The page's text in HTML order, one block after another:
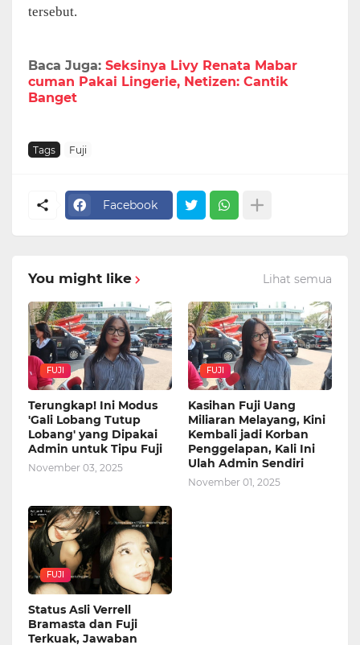
tersebut.
Baca Juga: Seksinya Livy Renata Mabar
cuman Pakai Lingerie, Netizen: Cantik
Banget
Tags Fuji
Facebook
You might like Lihat semua
FUJI
Terungkap! Ini Modus
'Gali Lobang Tutup
Lobang' yang Dipakai
Admin untuk Tipu Fuji
November 03, 2025
FUJI
Kasihan Fuji Uang
Miliaran Melayang, Kini
Kembali jadi Korban
Penggelapan, Kali Ini
Ulah Admin Sendiri
November 01, 2025
FUJI
Status Asli Verrell
Bramasta dan Fuji
Terkuak, Jawaban